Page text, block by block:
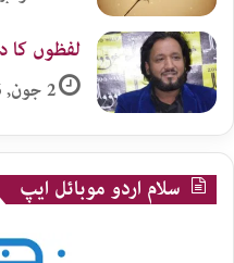
لفظوں کا
2 جون, 2026
سلام اردو موبائل ایپ